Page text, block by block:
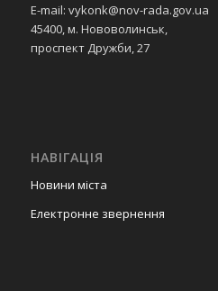
E-mail: vykonk@nov-rada.gov.ua
45400, м. Нововолинськ,
проспект Дружби, 27
НАВІГАЦІЯ
Новини міста
Електронне звернення